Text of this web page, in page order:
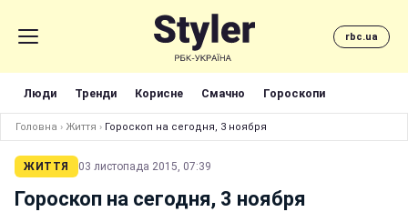
rbc.ua
Люди Тренди Корисне Смачно Гороскопи
Головна › Життя › Гороскоп на сегодня, 3 ноября
ЖИТТЯ 03 листопада 2015, 07:39
Гороскоп на сегодня, 3 ноября